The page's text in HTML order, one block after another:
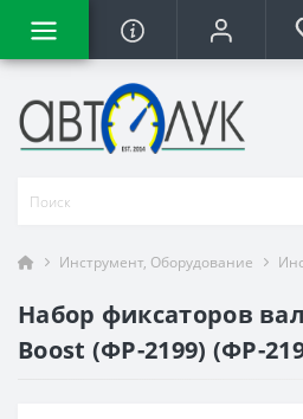
Инструмент, Оборудование
Набор фиксаторов
Boost (ФР-2199) (ФР-